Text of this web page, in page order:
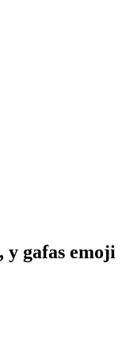
y gafas emoji